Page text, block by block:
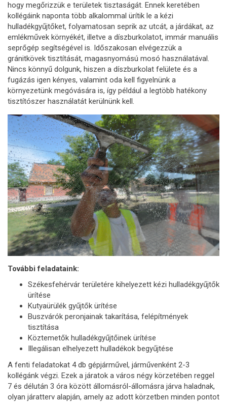
hogy megőrizzük e területek tisztaságát. Ennek keretében
kollégáink naponta több alkalommal ürítik le a kézi
hulladékgyűjtőket, folyamatosan seprik az utcát, a járdákat, az
emlékművek környékét, illetve a díszburkolatot, immár manuális
seprőgép segítségével is. Időszakosan elvégezzük a
gránitkövek tisztítását, magasnyomású mosó használatával.
Nincs könnyű dolgunk, hiszen a díszburkolat felülete és a
fugázás igen kényes, valamint oda kell figyelnünk a
környezetünk megóvására is, így például a legtöbb hatékony
tisztítószer használatát kerülnünk kell.
További feladataink:
Székesfehérvár területére kihelyezett kézi hulladékgyűjtők
ürítése
Kutyaürülék gyűjtők ürítése
Buszvárók peronjainak takarítása, felépítmények
tisztítása
Köztemetők hulladékgyűjtőinek ürítése
Illegálisan elhelyezett hulladékok begyűjtése
A fenti feladatokat 4 db gépjárművel, járművenként 2-3
kollégánk végzi. Ezek a járatok a város négy körzetében reggel
7 és délután 3 óra között állomásról-állomásra járva haladnak,
olyan járatterv alapján, amely az adott körzetben minden pontot